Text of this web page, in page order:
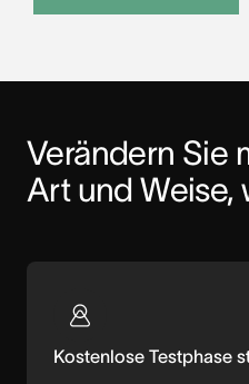
Verändern Sie
Art und Weise,
Kostenlose Testphase